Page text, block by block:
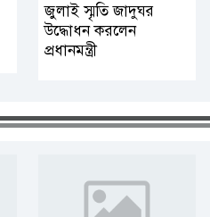
জুলাই স্মৃতি জাদুঘর
উদ্ধোধন করলেন
প্রধানমন্ত্রী